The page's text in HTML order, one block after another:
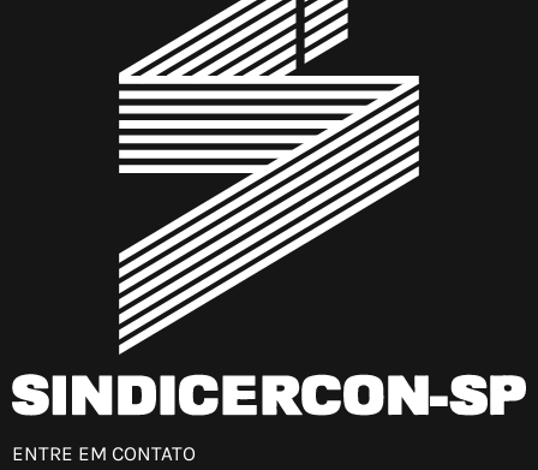
ENTRE EM CONTATO